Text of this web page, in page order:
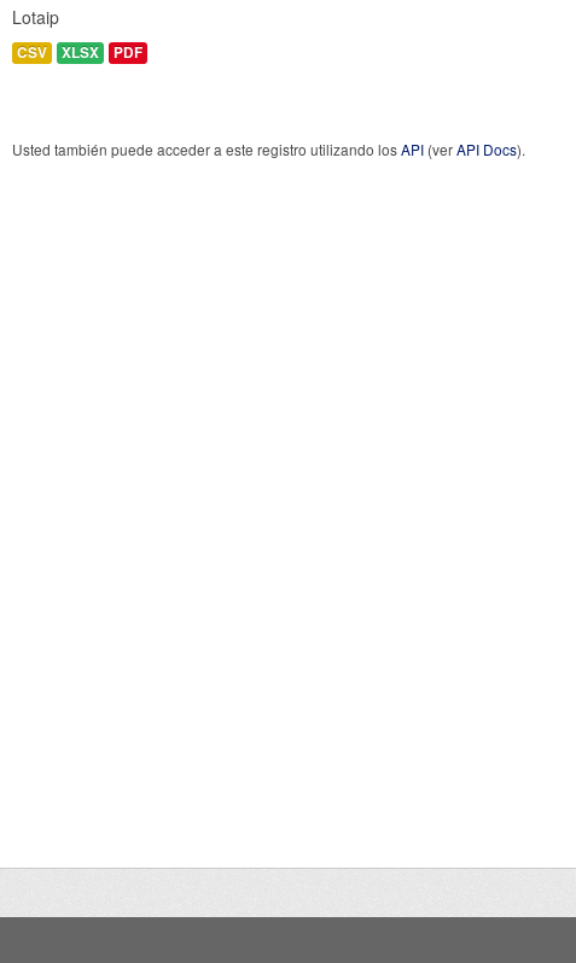
Lotaip
CSV XLSX PDF
Usted también puede acceder a este registro utilizando losAPI (verAPI Docs).